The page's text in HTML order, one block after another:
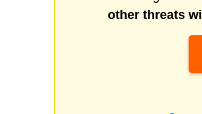
other threats